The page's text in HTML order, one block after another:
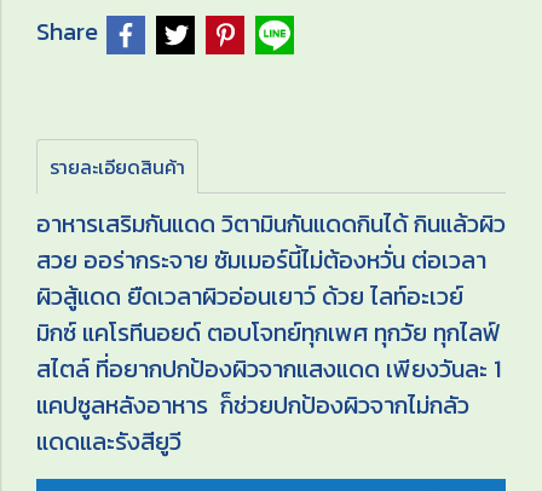
Share
รายละเอียดสินค้า
อาหารเสริมกันแดด วิตามินกันแดดกินได้ กินแล้วผิว
สวย ออร่ากระจาย ซัมเมอร์นี้ไม่ต้องหวั่น ต่อเวลา
ผิวสู้แดด ยืดเวลาผิวอ่อนเยาว์ ด้วย ไลท์อะเวย์
มิกซ์ แคโรทีนอยด์ ตอบโจทย์ทุกเพศ ทุกวัย ทุกไลฟ์
สไตล์ ที่อยากปกป้องผิวจากแสงแดด เพียงวันละ 1
แคปซูลหลังอาหาร ก็ช่วยปกป้องผิวจากไม่กลัว
แดดและรังสียูวี